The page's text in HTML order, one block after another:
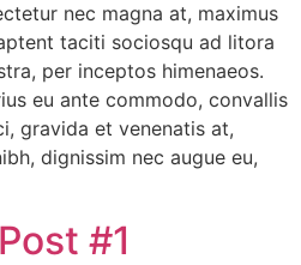
nec magna at, maximus
taciti sociosqu ad litora
per inceptos himenaeos.
eu ante commodo, convallis
gravida et venenatis at,
dignissim nec augue eu,
#1